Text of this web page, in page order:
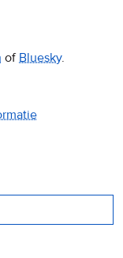
ofBluesky.